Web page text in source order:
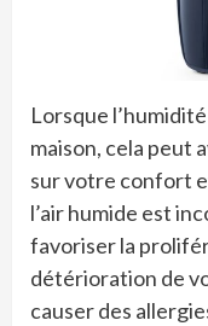
Lorsque
maison, cela peut
sur votre confort
l’air humide est
favoriser la
détérioration de
causer des